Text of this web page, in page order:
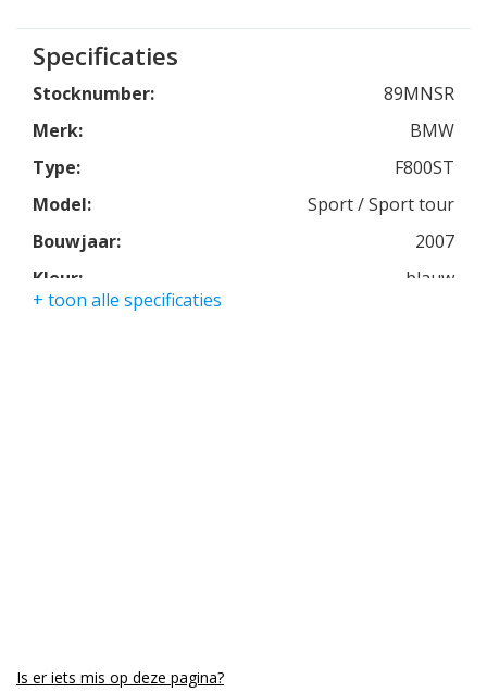
Uitgevoerd met een pratisch topkoffertasje.
Specificaties
Stocknumber:
89MNSR
Merk:
BMW
Type:
F800ST
Model:
Sport / Sport tour
Bouwjaar:
2007
Kleur:
blauw
+ toon alle specificaties
Is er iets mis op deze pagina?